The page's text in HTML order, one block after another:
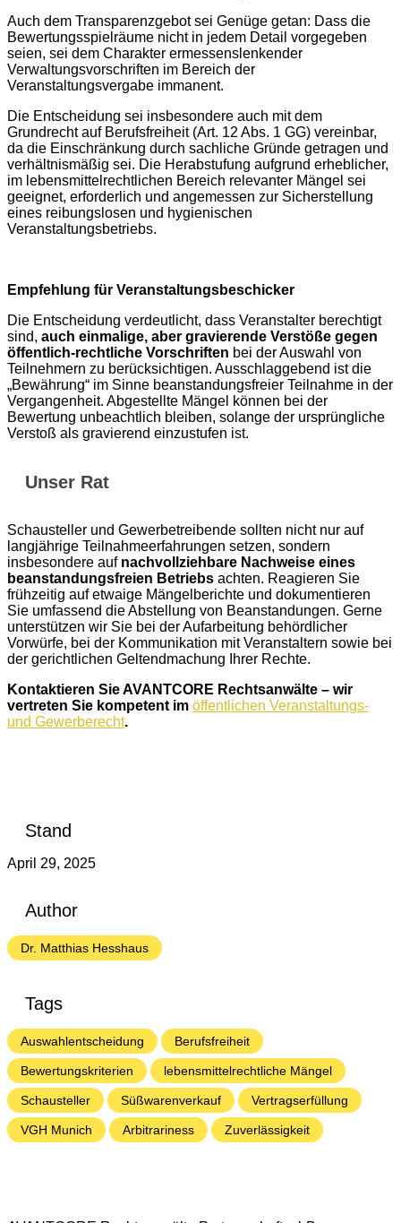
Auch dem Transparenzgebot sei Genüge getan: Dass die
Bewertungsspielräume nicht in jedem Detail vorgegeben
seien, sei dem Charakter ermessenslenkender
Verwaltungsvorschriften im Bereich der
Veranstaltungsvergabe immanent.
Die Entscheidung sei insbesondere auch mit dem
Grundrecht auf Berufsfreiheit (Art. 12 Abs. 1 GG) vereinbar,
da die Einschränkung durch sachliche Gründe getragen und
verhältnismäßig sei. Die Herabstufung aufgrund erheblicher,
im lebensmittelrechtlichen Bereich relevanter Mängel sei
geeignet, erforderlich und angemessen zur Sicherstellung
eines reibungslosen und hygienischen
Veranstaltungsbetriebs.
Empfehlung für Veranstaltungsbeschicker
Die Entscheidung verdeutlicht, dass Veranstalter berechtigt
sind, auch einmalige, aber gravierende Verstöße gegen
öffentlich-rechtliche Vorschriften bei der Auswahl von
Teilnehmern zu berücksichtigen. Ausschlaggebend ist die
„Bewährung“ im Sinne beanstandungsfreier Teilnahme in der
Vergangenheit. Abgestellte Mängel können bei der
Bewertung unbeachtlich bleiben, solange der ursprüngliche
Verstoß als gravierend einzustufen ist.
Unser Rat
Schausteller und Gewerbetreibende sollten nicht nur auf
langjährige Teilnahmeerfahrungen setzen, sondern
insbesondere auf nachvollziehbare Nachweise eines
beanstandungsfreien Betriebs achten. Reagieren Sie
frühzeitig auf etwaige Mängelberichte und dokumentieren
Sie umfassend die Abstellung von Beanstandungen. Gerne
unterstützen wir Sie bei der Aufarbeitung behördlicher
Vorwürfe, bei der Kommunikation mit Veranstaltern sowie bei
der gerichtlichen Geltendmachung Ihrer Rechte.
Kontaktieren Sie AVANTCORE Rechtsanwälte – wir
vertreten Sie kompetent im öffentlichen Veranstaltungs-
und Gewerberecht.
Stand
April 29, 2025
Author
Dr. Matthias Hesshaus
Tags
Auswahlentscheidung Berufsfreiheit
Bewertungskriterien lebensmittelrechtliche Mängel
Schausteller Süßwarenverkauf Vertragserfüllung
VGH Munich Arbitrariness Zuverlässigkeit